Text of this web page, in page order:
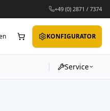
+49 (0) 2871 / 7374
KONFIGURATOR
Service